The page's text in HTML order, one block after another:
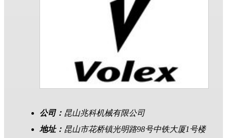
公司： 昆山兆科机械有限公司
地址： 昆山市花桥镇光明路98号中铁大厦1号楼